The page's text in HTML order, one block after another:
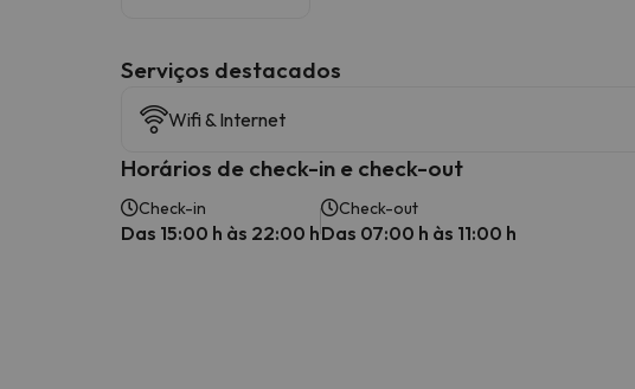
Serviços destacados
Wifi & Internet
Horários de check-in e check-out
Check-in
Das 15:00 h às 22:00 h
Check-out
Das 07:00 h às 11:00 h